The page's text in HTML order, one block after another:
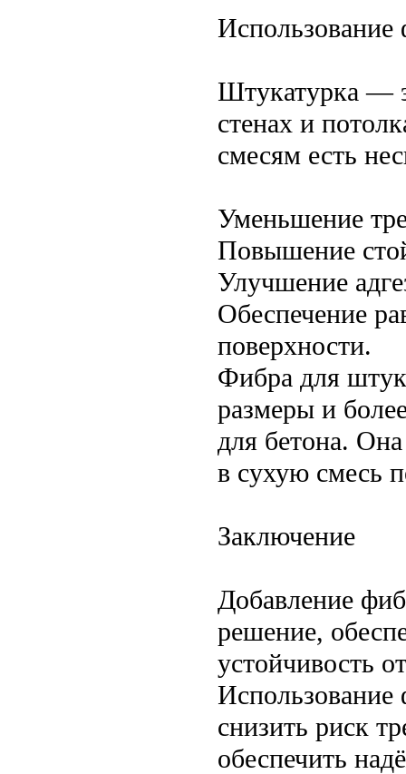
Штукатурка —
стенах и
смесям есть
Уменьшение
Повышение
Улучшение
Обеспечение
поверхности.
Фибра для
размеры и
для бетона.
в сухую смесь
Заключение
Добавление
решение,
устойчивость
Использование
снизить риск
обеспечить